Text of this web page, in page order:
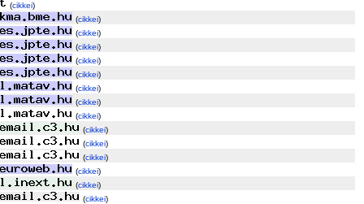
(cikkei)
(cikkei)
(cikkei)
(cikkei)
(cikkei)
(cikkei)
(cikkei)
(cikkei)
(cikkei)
(cikkei)
(cikkei)
(cikkei)
(cikkei)
(cikkei)
(cikkei)